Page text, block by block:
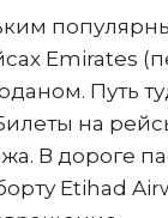
Emirates
Путь
на
В дороге
Etihad